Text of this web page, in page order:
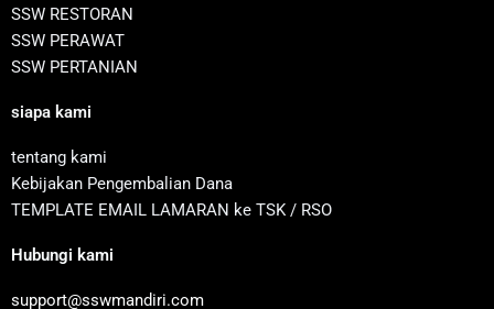
SSW RESTORAN
SSW PERAWAT
SSW PERTANIAN
siapa kami
tentang kami
Kebijakan Pengembalian Dana
TEMPLATE EMAIL LAMARAN ke TSK / RSO
Hubungi kami
support@sswmandiri.com